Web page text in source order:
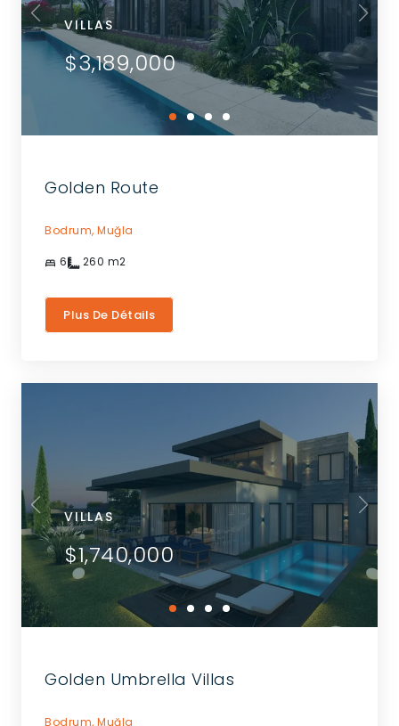
VILLAS
$3,189,000
Golden Route
Bodrum, Muğla
6 260 m2
Plus De Détails
VILLAS
$1,740,000
Golden Umbrella Villas
Bodrum, Muğla